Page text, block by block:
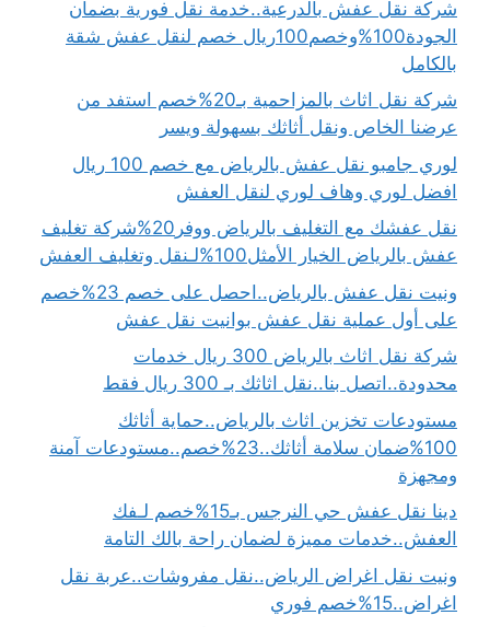
شركة نقل عفش بالدرعية..خدمة نقل فورية بضمان
الجودة100%وخصم100ريال خصم لنقل عفش شقة
بالكامل
شركة نقل اثاث بالمزاحمية بـ20%خصم استفد من
عرضنا الخاص ونقل أثاثك بسهولة ويسر
لوري جامبو نقل عفش بالرياض مع خصم 100 ريال
افضل لوري وهاف لوري لنقل العفش
نقل عفشك مع التغليف بالرياض ووفر20%شركة تغليف
عفش بالرياض الخيار الأمثل100%لـنقل وتغليف العفش
ونيت نقل عفش بالرياض..احصل على خصم 23%خصم
على أول عملية نقل عفش بوانيت نقل عفش
شركة نقل اثاث بالرياض 300 ريال خدمات
محدودة..اتصل بنا..نقل اثاثك بـ 300 ريال فقط
مستودعات تخزين اثاث بالرياض..حماية أثاثك
100%ضمان سلامة أثاثك..23%خصم..مستودعات آمنة
ومجهزة
دينا نقل عفش حي النرجس بـ15%خصم لـفك
العفش..خدمات مميزة لضمان راحة بالك التامة
ونيت نقل اغراض الرياض..نقل مفروشات..عربة نقل
اغراض..15%خصم فوري